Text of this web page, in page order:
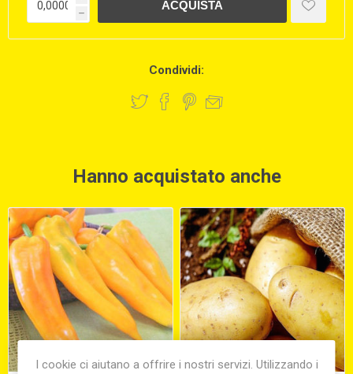
h
Condividi:
Hanno acquistato anche
I cookie ci aiutano a offrire i nostri servizi. Utilizzando i